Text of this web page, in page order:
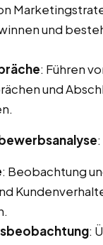
und
: Führen
und
:
: Beobachtung
: